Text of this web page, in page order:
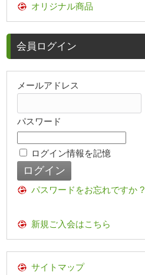
オリジナル商品
会員ログイン
メールアドレス
パスワード
ログイン情報を記憶
パスワードをお忘れですか ?
新規ご入会はこちら
サイトマップ